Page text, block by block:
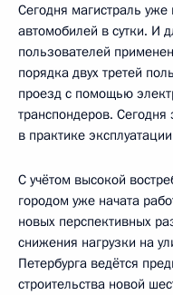
Сегодня магистраль
автомобилей в сутки. И
пользователей
порядка двух третей
проезд с помощью
транспондеров.
в практике
С учётом высокой
городом уже начата
новых перспективных
снижения нагрузки на
Петербурга ведётся
строительства новой